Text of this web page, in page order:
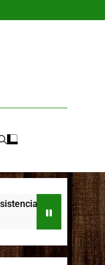
narrativa personal